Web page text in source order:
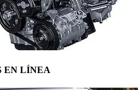
EN LÍNEA